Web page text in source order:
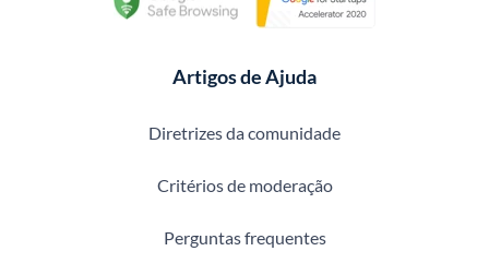
Artigos de Ajuda
Diretrizes da comunidade
Critérios de moderação
Perguntas frequentes